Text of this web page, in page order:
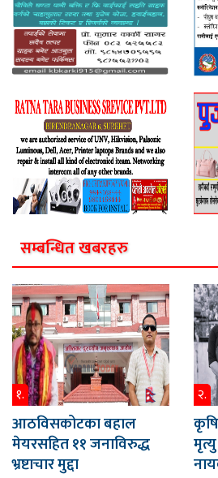
सम्बन्धित खबरहरु
१.
आठविसकोटका बहाल
मेयरसहित ११ जनाविरुद्ध
भ्रष्टाचार मुद्दा
२.